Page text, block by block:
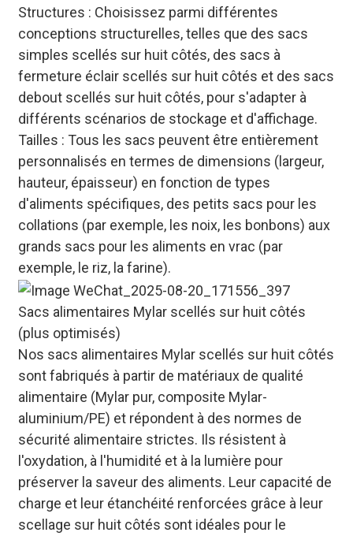
Structures : Choisissez parmi différentes
conceptions structurelles, telles que des sacs
simples scellés sur huit côtés, des sacs à
fermeture éclair scellés sur huit côtés et des sacs
debout scellés sur huit côtés, pour s'adapter à
différents scénarios de stockage et d'affichage.
Tailles : Tous les sacs peuvent être entièrement
personnalisés en termes de dimensions (largeur,
hauteur, épaisseur) en fonction de types
d'aliments spécifiques, des petits sacs pour les
collations (par exemple, les noix, les bonbons) aux
grands sacs pour les aliments en vrac (par
exemple, le riz, la farine).
Sacs alimentaires Mylar scellés sur huit côtés
(plus optimisés)
Nos sacs alimentaires Mylar scellés sur huit côtés
sont fabriqués à partir de matériaux de qualité
alimentaire (Mylar pur, composite Mylar-
aluminium/PE) et répondent à des normes de
sécurité alimentaire strictes. Ils résistent à
l'oxydation, à l'humidité et à la lumière pour
préserver la saveur des aliments. Leur capacité de
charge et leur étanchéité renforcées grâce à leur
scellage sur huit côtés sont idéales pour le